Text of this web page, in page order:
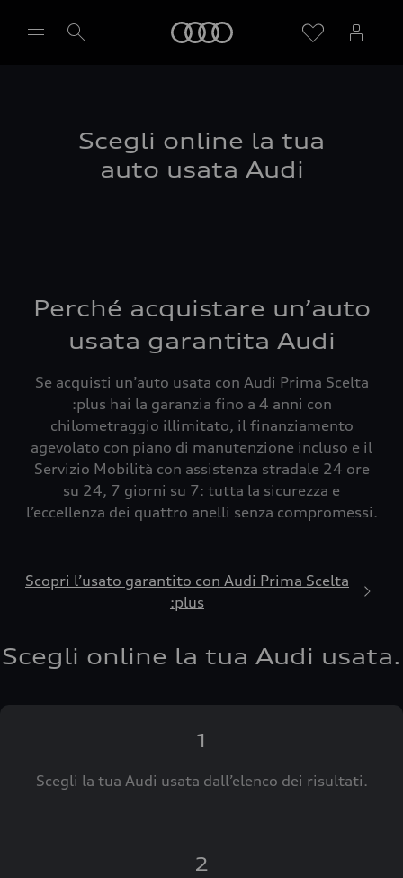
Scegli online la tua
auto usata Audi
Perché acquistare un’auto
usata garantita Audi
Se acquisti un’auto usata con Audi Prima Scelta
:plus hai la garanzia fino a 4 anni con
chilometraggio illimitato, il finanziamento
agevolato con piano di manutenzione incluso e il
Servizio Mobilità con assistenza stradale 24 ore
su 24, 7 giorni su 7: tutta la sicurezza e
l’eccellenza dei quattro anelli senza compromessi.
Scopri l’usato garantito con Audi Prima Scelta
:plus
Scegli online la tua Audi usata.
1
Scegli la tua Audi usata dall’elenco dei risultati.
2